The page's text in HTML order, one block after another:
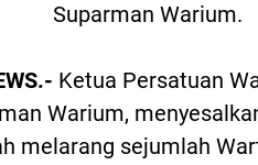
Suparman Warium.
Ketua Persatuan
Warium,
melarang sejumlah